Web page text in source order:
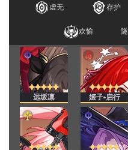
虚无 存护
欢愉
远坂凛 姬子•启行